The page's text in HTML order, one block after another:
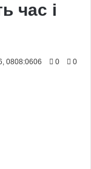
час і
0808:0606 0 0